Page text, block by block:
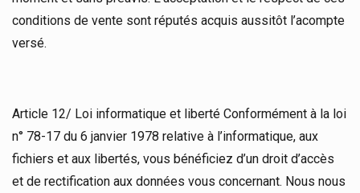
conditions de vente sont réputés acquis aussitôt l’acompte
versé.
Article 12/ Loi informatique et liberté Conformément à la loi
n° 78-17 du 6 janvier 1978 relative à l’informatique, aux
fichiers et aux libertés, vous bénéficiez d’un droit d’accès
et de rectification aux données vous concernant. Nous nous